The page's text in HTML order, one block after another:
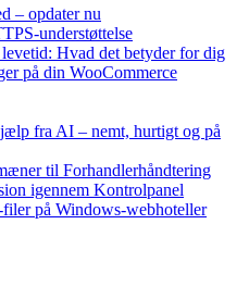
– opdater nu
understøttelse
Hvad det betyder for dig
på din WooCommerce
fra AI – nemt, hurtigt og på
til Forhandlerhåndtering
igennem Kontrolpanel
på Windows-webhoteller